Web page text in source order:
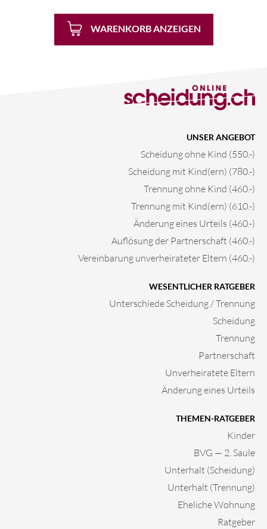
WARENKORB ANZEIGEN
UNSER ANGEBOT
Scheidung ohne Kind (550.-)
Scheidung mit Kind(ern) (780.-)
Trennung ohne Kind (460.-)
Trennung mit Kind(ern) (610.-)
Änderung eines Urteils (460.-)
Auflösung der Partnerschaft (460.-)
Vereinbarung unverheirateter Eltern (460.-)
WESENTLICHER RATGEBER
Unterschiede Scheidung / Trennung
Scheidung
Trennung
Partnerschaft
Unverheiratete Eltern
Änderung eines Urteils
THEMEN-RATGEBER
Kinder
BVG — 2. Saule
Unterhalt (Scheidung)
Unterhalt (Trennung)
Eheliche Wohnung
Ratgeber